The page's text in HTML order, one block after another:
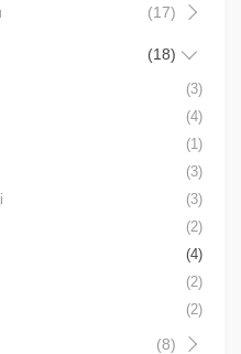
(17)
(18)
(3)
(4)
(1)
(3)
(3)
(2)
(4)
(2)
(2)
(8)